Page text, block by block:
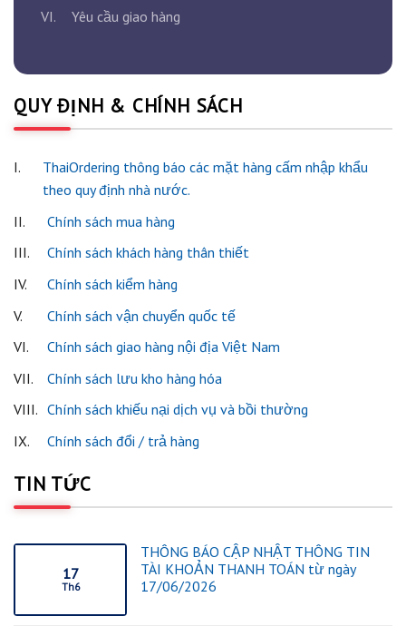
VI.
Yêu cầu giao hàng
QUY ĐỊNH & CHÍNH SÁCH
I.
ThaiOrdering thông báo các mặt hàng cấm nhập khẩu
theo quy định nhà nước.
II.
Chính sách mua hàng
III.
Chính sách khách hàng thân thiết
IV.
Chính sách kiểm hàng
V.
Chính sách vận chuyển quốc tế
VI.
Chính sách giao hàng nội địa Việt Nam
VII.
Chính sách lưu kho hàng hóa
VIII. Chính sách khiếu nại dịch vụ và bồi thường
IX.
Chính sách đổi / trả hàng
TIN TỨC
17
Th6
THÔNG BÁO CẬP NHẬT THÔNG TIN
TÀI KHOẢN THANH TOÁN từ ngày
17/06/2026